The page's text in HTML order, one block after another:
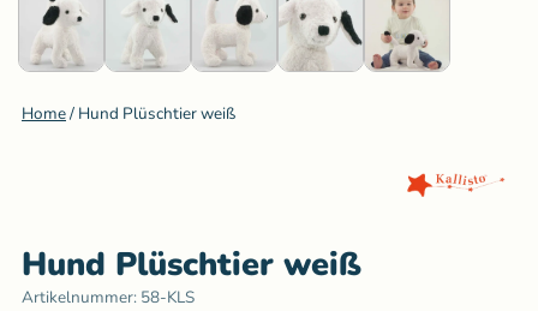
Home/ Hund Plüschtier weiß
Hund Plüschtier weiß
Artikelnummer: 58-KLS